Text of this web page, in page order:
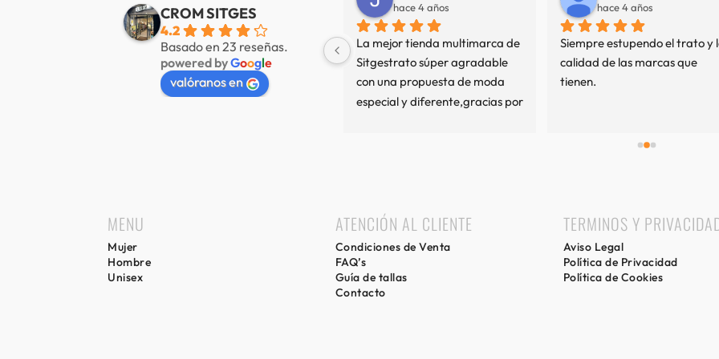
CROM SITGES
4.2
Basado en 23 reseñas.
powered byGoogle
valóranos en
hace 3 años
Nuestra tienda favorita en
Sitges, servicio de primer nivel.
hace 4 años
La mejor tienda multimarca de
Sitgestrato súper agradable
con una propuesta de moda
especial y diferente,gracias por
hace 4 años
Siempre estupendo el trato y
calidad de las marcas que
tienen.
MENU
Mujer
Hombre
Unisex
ATENCIÓN AL CLIENTE
Condiciones de Venta
FAQ’s
Guía de tallas
Contacto
TERMINOS Y
Aviso Legal
Política de Privacidad
Política de Cookies